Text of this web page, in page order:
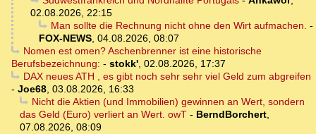
02.08.2026, 22:15
Man sollte die Rechnung nicht ohne den Wirt aufmachen. -
FOX-NEWS, 04.08.2026, 08:07
Nomen est omen? Aschenbrenner ist eine historische
Berufsbezeichnung: - stokk', 02.08.2026, 17:37
DAX neues ATH , es gibt noch sehr sehr viel Geld zum abgreifen
- Joe68, 03.08.2026, 16:33
Nicht die Aktien (und Immobilien) gewinnen an Wert, sondern
das Geld (Euro) verliert an Wert. owT - BerndBorchert,
07.08.2026, 08:09